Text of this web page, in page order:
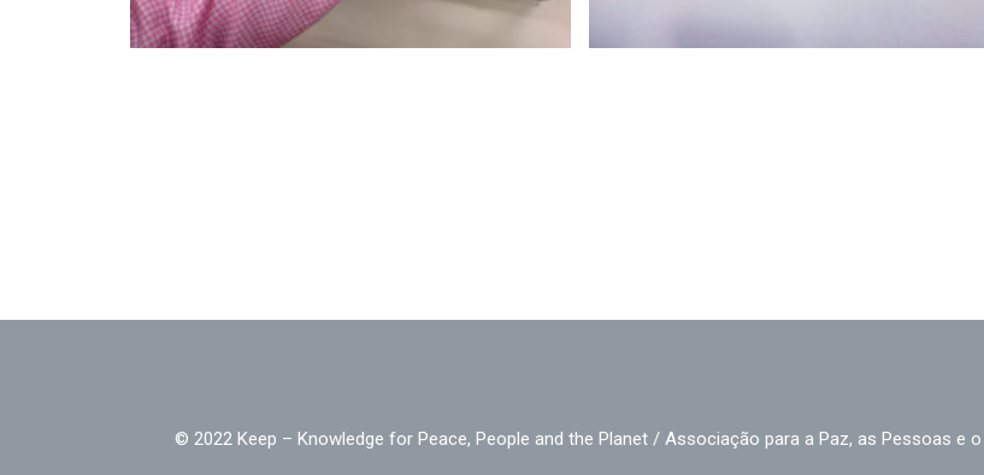
© 2022 Keep – Knowledge for Peace, People and the Planet / Associação